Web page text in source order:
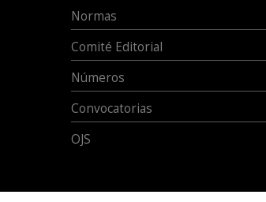
Normas
Comité Editorial
Números
Convocatorias
OJS